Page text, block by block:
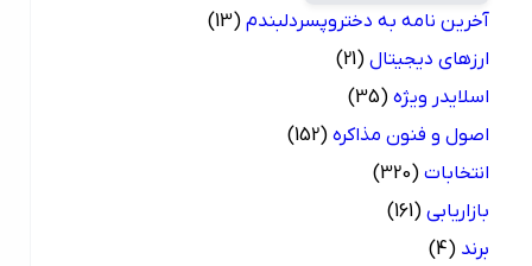
آخرین نامه به دختروپسردلبندم (13)
ارزهای دیجیتال (21)
اسلایدر ویژه (35)
اصول و فنون مذاکره (152)
انتخابات (320)
بازاریابی (161)
(4)